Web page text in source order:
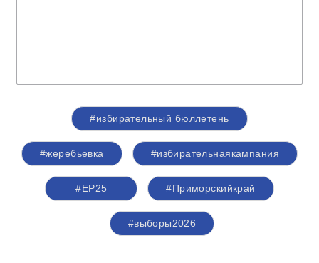
#избирательный бюллетень
#жеребьевка #избирательнаякампания
#ЕР25 #Приморскийкрай
#выборы2026